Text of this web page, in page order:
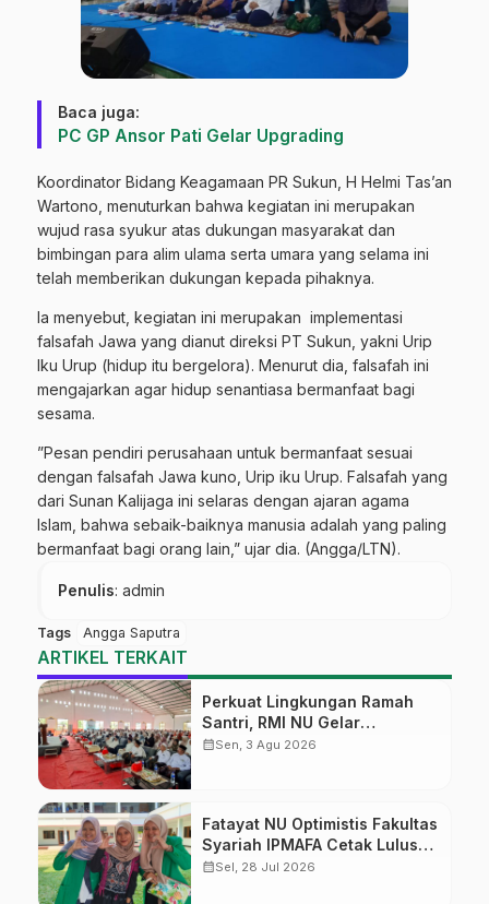
Baca juga:
PC GP Ansor Pati Gelar Upgrading
Koordinator Bidang Keagamaan PR Sukun, H Helmi Tas’an
Wartono, menuturkan bahwa kegiatan ini merupakan
wujud rasa syukur atas dukungan masyarakat dan
bimbingan para alim ulama serta umara yang selama ini
telah memberikan dukungan kepada pihaknya.
Ia menyebut, kegiatan ini merupakan implementasi
falsafah Jawa yang dianut direksi PT Sukun, yakni Urip
Iku Urup (hidup itu bergelora). Menurut dia, falsafah ini
mengajarkan agar hidup senantiasa bermanfaat bagi
sesama.
”Pesan pendiri perusahaan untuk bermanfaat sesuai
dengan falsafah Jawa kuno, Urip iku Urup. Falsafah yang
dari Sunan Kalijaga ini selaras dengan ajaran agama
Islam, bahwa sebaik-baiknya manusia adalah yang paling
bermanfaat bagi orang lain,” ujar dia. (Angga/LTN).
Penulis: admin
Tags Angga Saputra
ARTIKEL TERKAIT
Perkuat Lingkungan Ramah
Santri, RMI NU Gelar
‘Sambang Pesantren’ di Pati
calendar_monthSen, 3 Agu 2026
Fatayat NU Optimistis Fakultas
Syariah IPMAFA Cetak Lulusan
yang Dibutuhkan Masyarakat
calendar_monthSel, 28 Jul 2026